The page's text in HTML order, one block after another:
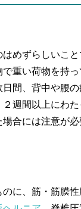
めずらしいこ
重い荷物を持
間、背中や腰
週間以上にわ
合には注意が必
に、筋・筋膜性